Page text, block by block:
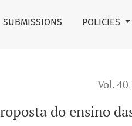
SUBMISSIONS POLICIES
Vol. 40
do ensino